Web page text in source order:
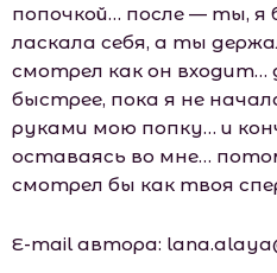
попочкой… после — ты, я
ласкала себя, а ты
смотрел как он входит…
быстрее, пока я не
руками мою попку… и
оставаясь во мне…
смотрел бы как твоя
Е-mаil автора: